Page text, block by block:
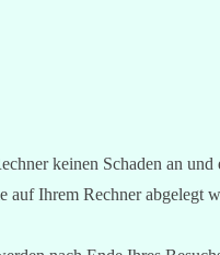
keinen Schaden an
Ihrem Rechner abgelegt